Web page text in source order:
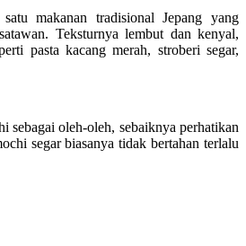
makanan tradisional Jepang yang
Teksturnya lembut dan kenyal,
pasta kacang merah, stroberi segar,
sebagai oleh-oleh, sebaiknya perhatikan
segar biasanya tidak bertahan terlalu